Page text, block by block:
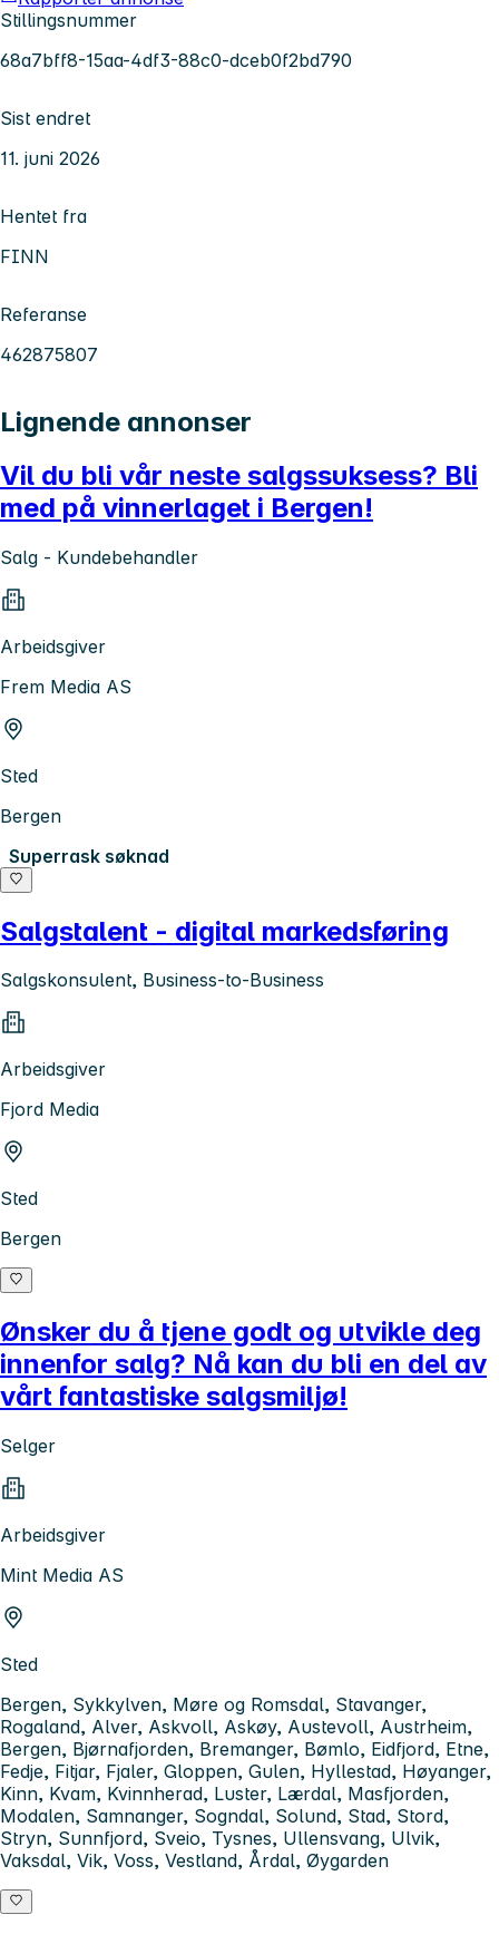
Stillingsnummer
68a7bff8-15aa-4df3-88c0-dceb0f2bd790
Sist endret
11. juni 2026
Hentet fra
FINN
Referanse
462875807
Lignende annonser
Vil du bli vår neste salgssuksess? Bli
med på vinnerlaget i Bergen!
Salg - Kundebehandler
Arbeidsgiver
Frem Media AS
Sted
Bergen
Superrask søknad
Salgstalent - digital markedsføring
Salgskonsulent, Business-to-Business
Arbeidsgiver
Fjord Media
Sted
Bergen
Ønsker du å tjene godt og utvikle deg
innenfor salg? Nå kan du bli en del av
vårt fantastiske salgsmiljø!
Selger
Arbeidsgiver
Mint Media AS
Sted
Bergen, Sykkylven, Møre og Romsdal, Stavanger,
Rogaland, Alver, Askvoll, Askøy, Austevoll, Austrheim,
Bergen, Bjørnafjorden, Bremanger, Bømlo, Eidfjord, Etne,
Fedje, Fitjar, Fjaler, Gloppen, Gulen, Hyllestad, Høyanger,
Kinn, Kvam, Kvinnherad, Luster, Lærdal, Masfjorden,
Modalen, Samnanger, Sogndal, Solund, Stad, Stord,
Stryn, Sunnfjord, Sveio, Tysnes, Ullensvang, Ulvik,
Vaksdal, Vik, Voss, Vestland, Årdal, Øygarden